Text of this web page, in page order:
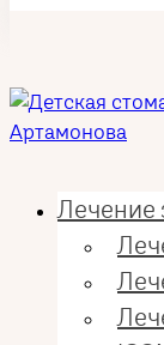
Лечение